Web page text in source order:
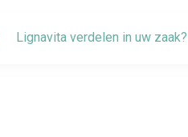
Lignavita verdelen in uw zaak?